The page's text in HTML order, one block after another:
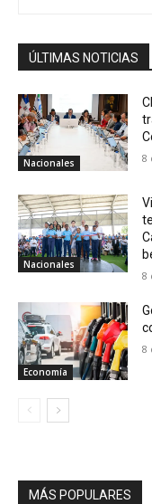
ÚLTIMAS NOTICIAS
Nacionales 8
Nacionales
8
Economía
8
MÁS POPULARES